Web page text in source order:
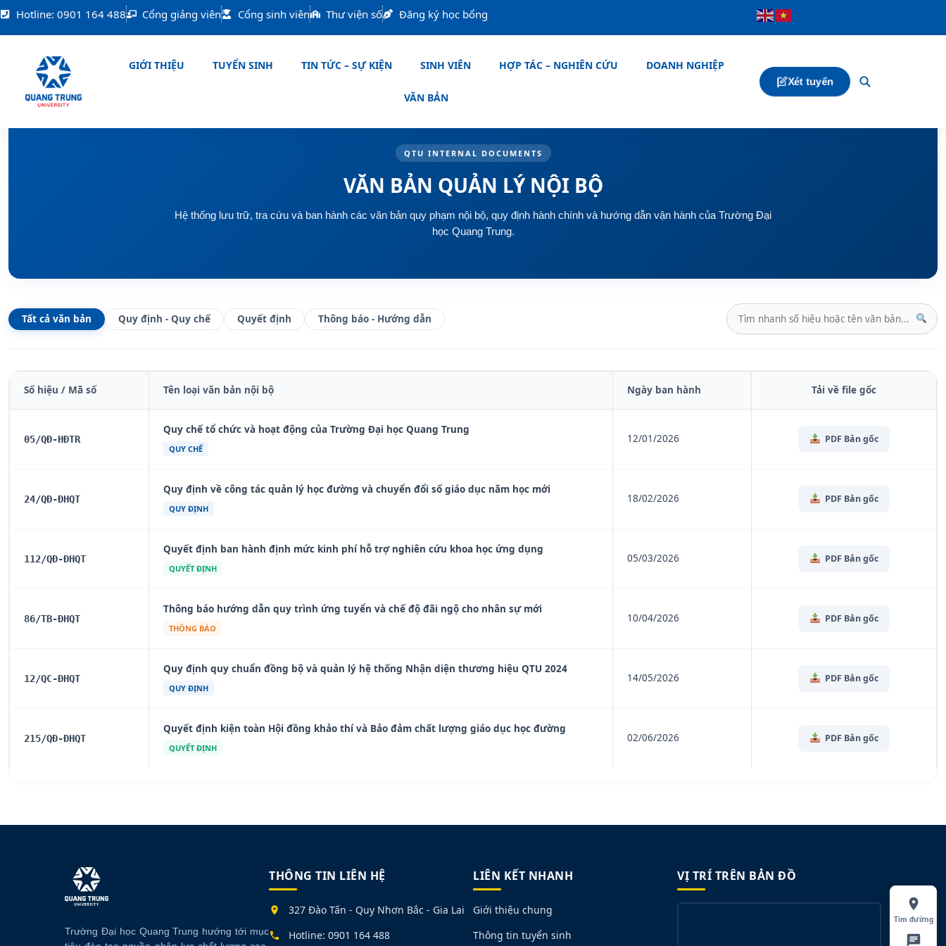
NhảyHotline: 0901 164 488 Cổng giảng viên Cổng sinh viên Thư viện số Đăng ký học bổng
GIỚI THIỆU TUYỂN SINH TIN TỨC – SỰ KIỆN SINH VIÊN HỢP TÁC – NGHIÊN CỨU DOANH NGHIỆP
VĂN BẢN
Xét tuyển
QTU INTERNAL DOCUMENTS
VĂN BẢN QUẢN LÝ NỘI BỘ
Hệ thống lưu trữ, tra cứu và ban hành các văn bản quy phạm nội bộ, quy định hành chính và hướng dẫn vận hành của Trường Đại
học Quang Trung.
Tất cả văn bản Quy định - Quy chế Quyết định Thông báo - Hướng dẫn
Số hiệu / Mã số Tên loại văn bản nội bộ Ngày ban hành Tải về file gốc
05/QĐ-HĐTR
Quy chế tổ chức và hoạt động của Trường Đại học Quang Trung
QUY CHẾ
12/01/2026 PDF Bản gốc
24/QĐ-ĐHQT
Quy định về công tác quản lý học đường và chuyển đổi số giáo dục năm học mới
QUY ĐỊNH
18/02/2026 PDF Bản gốc
112/QĐ-ĐHQT
Quyết định ban hành định mức kinh phí hỗ trợ nghiên cứu khoa học ứng dụng
QUYẾT ĐỊNH
05/03/2026 PDF Bản gốc
86/TB-ĐHQT
Thông báo hướng dẫn quy trình ứng tuyển và chế độ đãi ngộ cho nhân sự mới
THÔNG BÁO
10/04/2026 PDF Bản gốc
12/QC-ĐHQT
Quy định quy chuẩn đồng bộ và quản lý hệ thống Nhận diện thương hiệu QTU 2024
QUY ĐỊNH
14/05/2026 PDF Bản gốc
215/QĐ-ĐHQT
Quyết định kiện toàn Hội đồng khảo thí và Bảo đảm chất lượng giáo dục học đường
QUYẾT ĐỊNH
02/06/2026 PDF Bản gốc
Trường Đại học Quang Trung hướng tới mục
THÔNG TIN LIÊN HỆ
327 Đào Tấn - Quy Nhơn Bắc - Gia Lai
Hotline: 0901 164 488
LIÊN KẾT NHANH
Giới thiệu chung
Thông tin tuyển sinh
VỊ TRÍ TRÊN BẢN ĐỒ
Tìm đường